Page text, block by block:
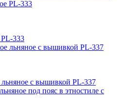
333
с вышивкой PL-337